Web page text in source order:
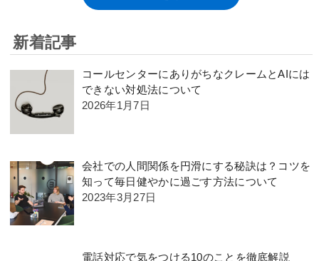
新着記事
コールセンターにありがちなクレームとAIには
できない対処法について
2026年1月7日
会社での人間関係を円滑にする秘訣は？コツを
知って毎日健やかに過ごす方法について
2023年3月27日
電話対応で気をつける10のことを徹底解説